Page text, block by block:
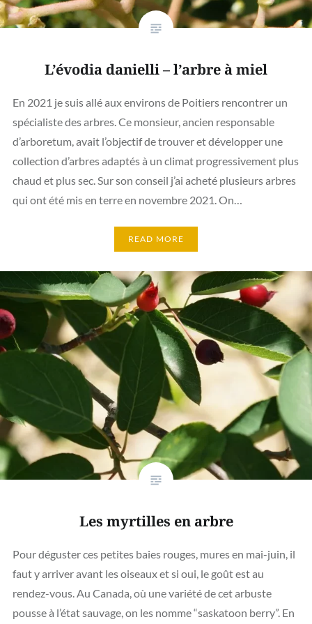
L’évodia danielli – l’arbre à miel
En 2021 je suis allé aux environs de Poitiers rencontrer un
spécialiste des arbres. Ce monsieur, ancien responsable
d’arboretum, avait l’objectif de trouver et développer une
collection d’arbres adaptés à un climat progressivement plus
chaud et plus sec. Sur son conseil j’ai acheté plusieurs arbres
qui ont été mis en terre en novembre 2021. On…
READ MORE
Les myrtilles en arbre
Pour déguster ces petites baies rouges, mures en mai-juin, il
faut y arriver avant les oiseaux et si oui, le goût est au
rendez-vous. Au Canada, où une variété de cet arbuste
pousse à l’état sauvage, on les nomme “saskatoon berry”. En